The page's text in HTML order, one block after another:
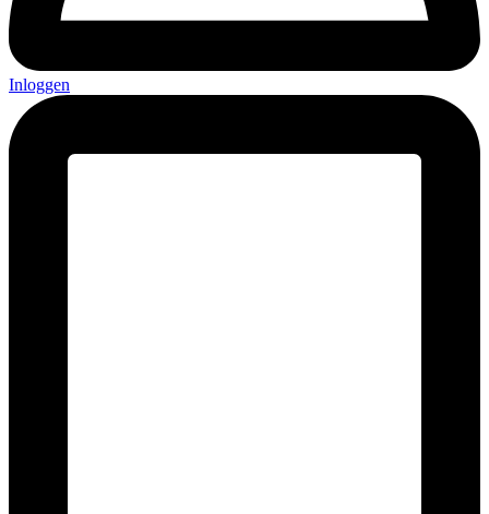
Inloggen